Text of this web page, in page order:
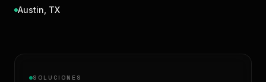
Austin TX
SOLUCIONES